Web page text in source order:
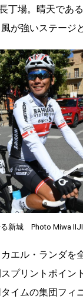
丁場。晴天であ
が強いステージ
新城 Photo Miwa
エル・ランダを
プリントポイン
イムの集団フィ